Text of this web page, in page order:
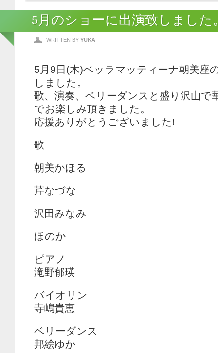
5月のショーに出演致しました
WRITTEN BY YUKA
5月9日(木)ベッラマッティーナ朝美座
しました。
歌、演奏、ベリーダンスと盛り沢山で
でお楽しみ頂きました。
応援ありがとうございました!
歌
朝美かほる
芹なづな
沢田みなみ
ほのか
ピアノ
滝野郁瑛
バイオリン
寺嶋貴恵
ベリーダンス
邦絵ゆか